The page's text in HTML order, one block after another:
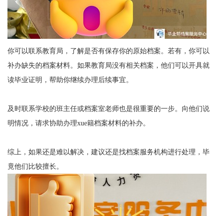
你可以联系教育局，了解是否有保存你的原始档案。若有，你可以
补办缺失的档案材料。如果教育局没有相关档案，他们可以开具就
读毕业证明，帮助你继续办理后续事宜。
及时联系学校的班主任或档案室老师也是很重要的一步。向他们说
明情况，请求协助办理xue籍档案材料的补办。
综上，如果还是难以解决，建议还是找档案服务机构进行处理，毕
竟他们比较擅长。